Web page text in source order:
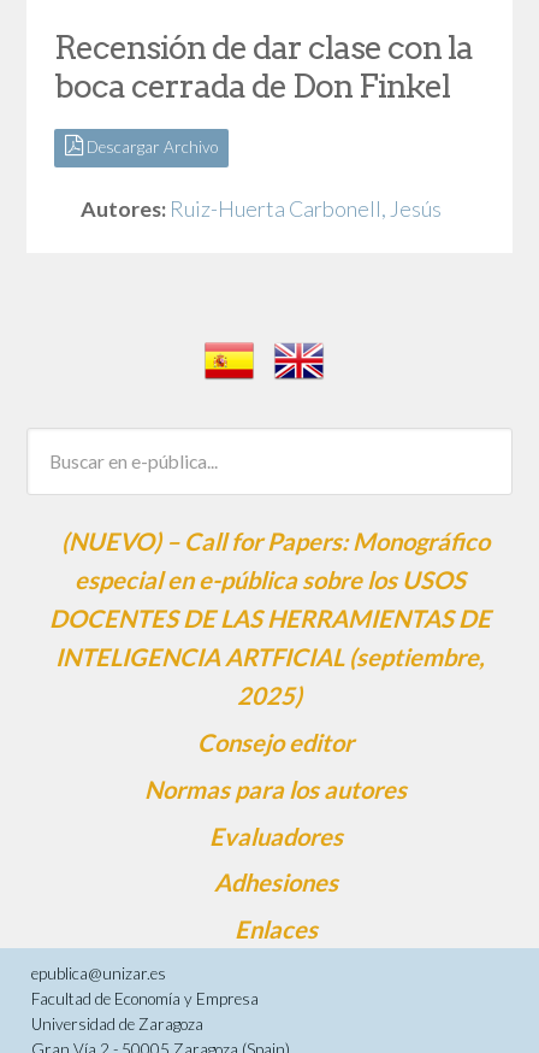
Recensión de dar clase con la
boca cerrada de Don Finkel
Descargar Archivo
Autores: Ruiz-Huerta Carbonell, Jesús
(NUEVO) – Call for Papers: Monográfico
especial en e-pública sobre los USOS
DOCENTES DE LAS HERRAMIENTAS DE
INTELIGENCIA ARTFICIAL (septiembre,
2025)
Consejo editor
Normas para los autores
Evaluadores
Adhesiones
Enlaces
epublica@unizar.es
Facultad de Economía y Empresa
Universidad de Zaragoza